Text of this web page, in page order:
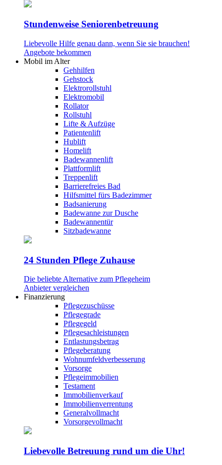
Stundenweise Seniorenbetreuung
Liebevolle Hilfe genau dann, wenn Sie sie brauchen!
Angebote bekommen
Mobil im Alter
Gehhilfen
Gehstock
Elektrorollstuhl
Elektromobil
Rollator
Rollstuhl
Lifte & Aufzüge
Patientenlift
Hublift
Homelift
Badewannenlift
Plattformlift
Treppenlift
Barrierefreies Bad
Hilfsmittel fürs Badezimmer
Badsanierung
Badewanne zur Dusche
Badewannentür
Sitzbadewanne
24 Stunden Pflege Zuhause
Die beliebte Alternative zum Pflegeheim
Anbieter vergleichen
Finanzierung
Pflegezuschüsse
Pflegegrade
Pflegegeld
Pflegesachleistungen
Entlastungsbetrag
Pflegeberatung
Wohnumfeldverbesserung
Vorsorge
Pflegeimmobilien
Testament
Immobilienverkauf
Immobilienverrentung
Generalvollmacht
Vorsorgevollmacht
Liebevolle Betreuung rund um die Uhr!